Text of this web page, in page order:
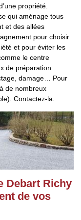
propriété.
qui aménage tous
et des allées
pour choisir
et pour éviter les
le centre
de préparation
damage… Pour
de nombreux
Contactez-la.
Debart Richy
de vos